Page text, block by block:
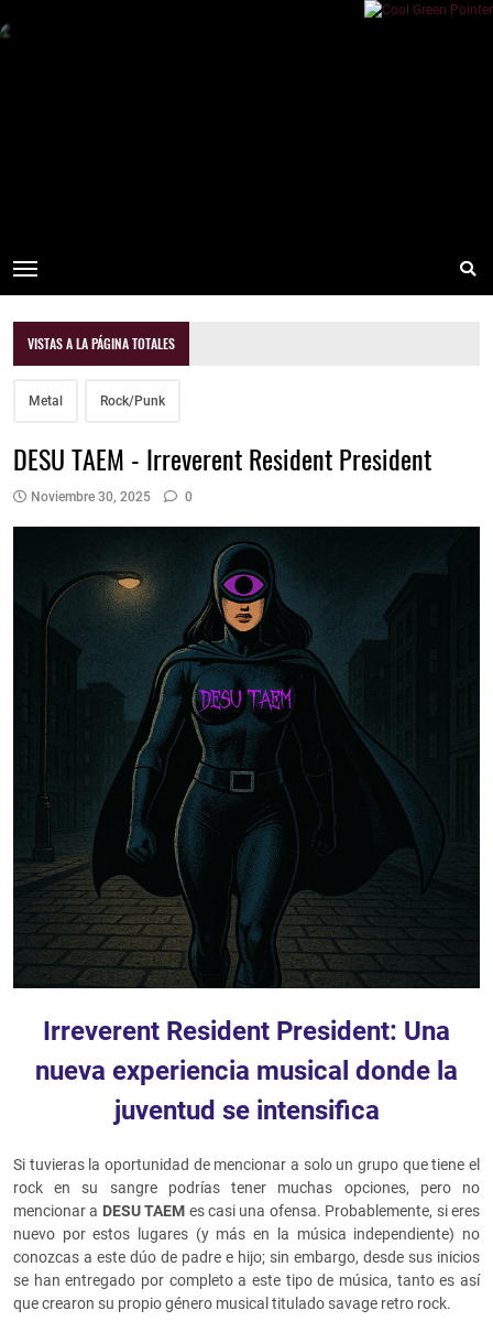
VISTAS A LA PÁGINA TOTALES
Metal Rock/Punk
DESU TAEM - Irreverent Resident President
Noviembre 30, 2025 0
Irreverent Resident President: Una
nueva experiencia musical donde la
juventud se intensifica
Si tuvieras la oportunidad de mencionar a solo un grupo que tiene el
rock en su sangre podrías tener muchas opciones, pero no
mencionar a DESU TAEM es casi una ofensa. Probablemente, si eres
nuevo por estos lugares (y más en la música independiente) no
conozcas a este dúo de padre e hijo; sin embargo, desde sus inicios
se han entregado por completo a este tipo de música, tanto es así
que crearon su propio género musical titulado savage retro rock.